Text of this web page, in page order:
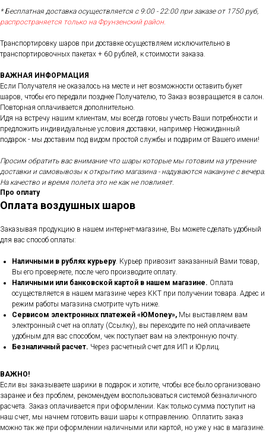
* Бесплатная доставка осуществляется с 9:00 - 22:00 при заказе от 1750 руб,
распространяется только на Фрунзенский район.
Транспортировку шаров при доставке осуществляем исключительно в
транспортировочных пакетах + 60 рублей, к стоимости заказа.
ВАЖНАЯ ИНФОРМАЦИЯ
Если Получателя не оказалось на месте и нет возможности оставить букет
шаров, чтобы его передали позднее Получателю, то Заказ возвращается в салон.
Повторная оплачивается дополнительно.
Идя на встречу нашим клиентам, мы всегда готовы учесть Ваши потребности и
предложить индивидуальные условия доставки, например Неожиданный
подарок - мы доставим под видом простой службы и подарим от Вашего имени!
Просим обратить вас внимание что шары которые мы готовим на утренние
доставки и самовывозы к открытию магазина - надуваются накануне с вечера.
На качество и время полета это не как не повлияет.
Про оплату
Оплата воздушных шаров
Заказывая продукцию в нашем интернет-магазине, Вы можете сделать удобный
для вас способ оплаты:
Наличными в рублях курьеру. Курьер привозит заказанный Вами товар,
Вы его проверяете, после чего производите оплату.
Наличными или банковской картой в нашем магазине. Оплата
осуществляется в нашем магазине через ККТ при получении товара. Адрес и
режим работы магазина смотрите чуть ниже.
Сервисом электронных платежей «ЮMoney», Мы выставляем вам
электронный счет на оплату (Ссылку), вы переходите по ней оплачиваете
удобным для вас способом, чек поступает вам на электронную почту.
Безналичный расчет. Через расчетный счет для ИП и Юрлиц.
ВАЖНО!
Если вы заказываете шарики в подарок и хотите, чтобы все было организовано
заранее и без проблем, рекомендуем воспользоваться системой безналичного
расчета. Заказ оплачивается при оформлении. Как только сумма поступит на
наш счет, мы начнем готовить ваши шары к отправлению. Оплатить заказ
можно так же при оформлении наличными или картой, но уже у нас в магазине.